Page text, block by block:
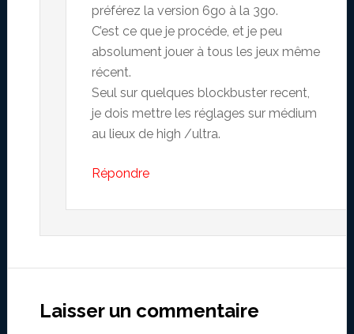
préférez la version 6go à la 3go.
C’est ce que je procéde, et je peu
absolument jouer à tous les jeux même
récent.
Seul sur quelques blockbuster recent,
je dois mettre les réglages sur médium
au lieux de high /ultra.
Répondre
Laisser un commentaire